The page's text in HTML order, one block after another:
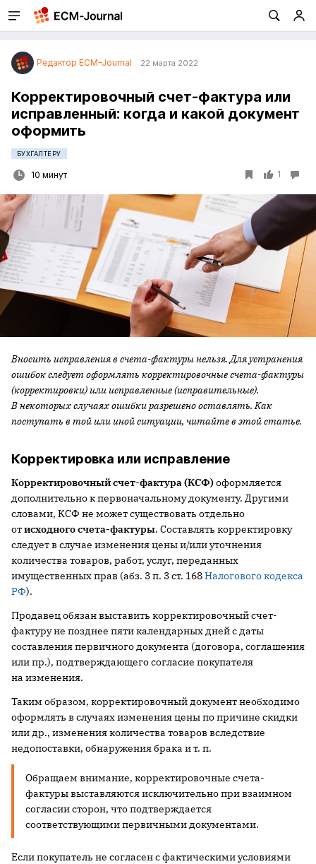
Редактор ECM-Journal 22 марта 2022
Корректировочный счет-фактура или
исправленный: когда и какой документ
оформить
БУХГАЛТЕРУ
10 минут 1
Вносить исправления в счета-фактуры нельзя. Для устранения
ошибок следует оформлять корректировочные счета-фактуры
(корректировки) или исправленные (исправительные).
В некоторых случаях ошибки разрешено оставлять. Как
поступать в той или иной ситуации, читайте в этой статье.
Корректировка или исправление
Корректировочный счет-фактура (КСФ)оформляется
дополнительно к первоначальному документу. Другими
словами, КСФ не может существовать отдельно
отисходного счета-фактуры. Составлять корректировку
следует в случае изменения цены и/или уточнения
количества товаров, работ, услуг, переданных
имущественных прав (абз. 3 п. 3 ст. 168Налогового кодекса
РФ).
Продавец обязан выставить корректировочный счет-
фактуру не позднее пяти календарных дней с даты
составления первичного документа (договора, соглашения
или пр.), подтверждающего согласие покупателя
на изменения.
Таким образом, корректировочный документ необходимо
оформлять в случаях изменения цены по причине скидки
или др., изменения количества товаров вследствие
недопоставки, обнаружения брака и т. п.
Обращаем внимание, корректировочные счета-
фактуры выставляются исключительно при взаимном
согласии сторон, что подтверждается
соответствующими первичными документами.
Если покупатель не согласен с фактическими условиями